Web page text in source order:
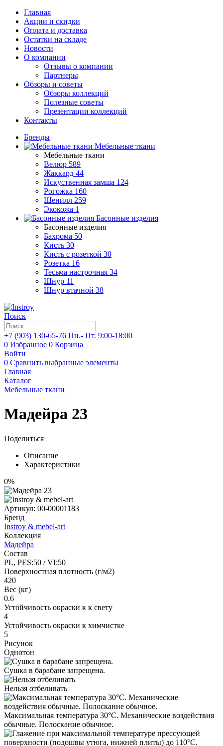
Главная
Акции и скидки
Оплата и доставка
Остатки на складе
Новости
О компании
Отзывы о компании
Партнеры
Обзоры и советы
Обзоры коллекций
Полезные советы
Презентации коллекций
Контакты
Бренды
Мебельные ткани
Мебельные ткани
Велюр 589
Жаккард 44
Искуственная замша 124
Рогожка 160
Шенилл 259
Экокожа 1
Басонные изделия
Басонные изделия
Бахрома 50
Кисть 30
Кисть с розеткой 30
Розетка 16
Тесьма настрочная 34
Шнур 11
Шнур втачной 38
Поиск
+7 (903) 130-65-76 Пн.- Пт. 9:00-18:00
0 Избранное 0 Корзина
Войти
0 Сравнить выбранные элементы
Главная
Каталог
Мебельные ткани
Мадейра 23
Поделиться
Описание
Характеристики
0%
Артикул: 00-00001183
Бренд
Instroy & mebel-art
Коллекция
Мадейра
Состав
PL, PES:50 / VI:50
Поверхностная плотность (г/м2)
420
Вес (кг)
0.6
Устойчивость окраски к к свету
4
Устойчивость окраски к химчистке
5
Рисунок
Однотон
Сушка в барабане запрещена.
Нельзя отбеливать
Максимальная температура 30°С. Механические воздействия
обычные. Полоскание обычное.